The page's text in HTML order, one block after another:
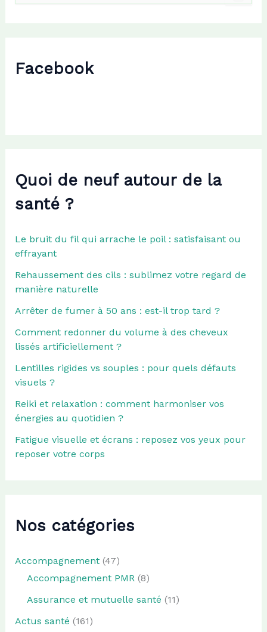
h
Facebook
Quoi de neuf autour de la
santé ?
Le bruit du fil qui arrache le poil : satisfaisant ou
effrayant
Rehaussement des cils : sublimez votre regard de
manière naturelle
Arrêter de fumer à 50 ans : est-il trop tard ?
Comment redonner du volume à des cheveux
lissés artificiellement ?
Lentilles rigides vs souples : pour quels défauts
visuels ?
Reiki et relaxation : comment harmoniser vos
énergies au quotidien ?
Fatigue visuelle et écrans : reposez vos yeux pour
reposer votre corps
Nos catégories
Accompagnement(47)
Accompagnement PMR(8)
Assurance et mutuelle santé (11)
Actus santé (161)